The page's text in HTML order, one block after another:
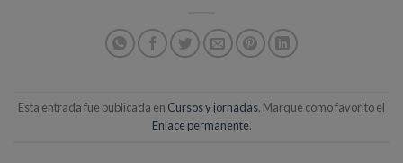
Esta entrada fue publicada en Cursos y jornadas. Marque como favorito el
Enlace permanente.